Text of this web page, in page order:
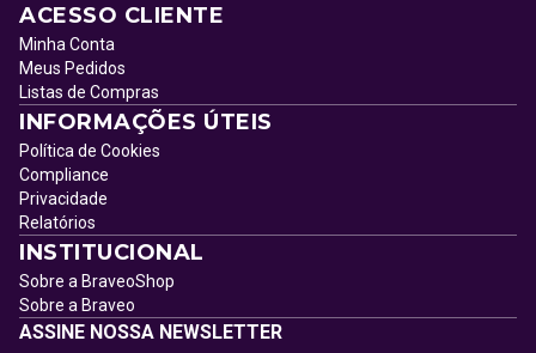
ACESSO CLIENTE
Minha Conta
Meus Pedidos
Listas de Compras
INFORMAÇÕES ÚTEIS
Política de Cookies
Compliance
Privacidade
Relatórios
INSTITUCIONAL
Sobre a BraveoShop
Sobre a Braveo
ASSINE NOSSA NEWSLETTER